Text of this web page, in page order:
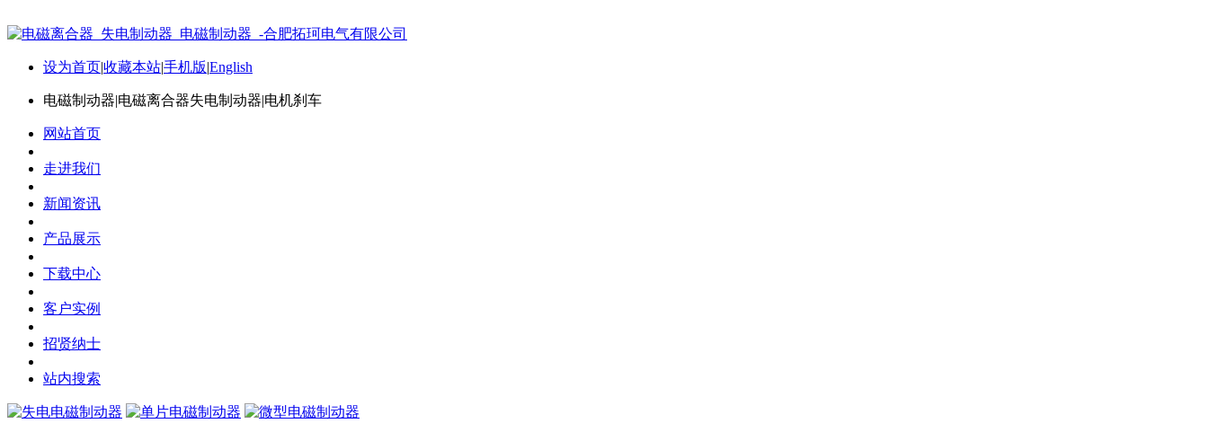
设为首页|收藏本站|手机版|English
电磁制动器|电磁离合器失电制动器|电机刹车
网站首页
走进我们
新闻资讯
产品展示
下载中心
客户实例
招贤纳士
站内搜索